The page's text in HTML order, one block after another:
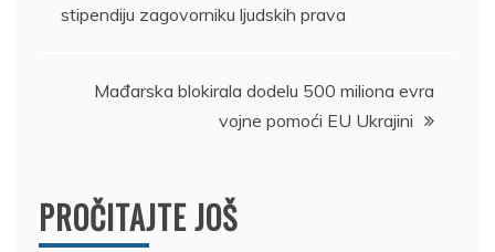
članka
stipendiju zagovorniku ljudskih prava
Mađarska blokirala dodelu 500 miliona evra
vojne pomoći EU Ukrajini
PROČITAJTE JOŠ